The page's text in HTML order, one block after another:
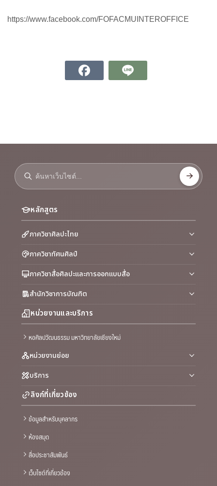
https://www.facebook.com/FOFACMUINTEROFFICE
หลักสูตร
ภาควิชาศิลปะไทย
ภาควิชาทัศนศิลป์
ภาควิชาสื่อศิลปะและการออกแบบสื่อ
สำนักวิชาการบัณฑิต
หน่วยงานและบริการ
หอศิลปวัฒนธรรม มหาวิทยาลัยเชียงใหม่
หน่วยงานย่อย
บริการ
ลิงก์ที่เกี่ยวข้อง
ข้อมูลสำหรับบุคลากร
ห้องสมุด
สื่อประชาสัมพันธ์
เว็บไซต์ที่เกี่ยวข้อง